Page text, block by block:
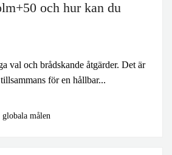
och hur kan du
val och brådskande åtgärder. Det är
för en hållbar...
målen